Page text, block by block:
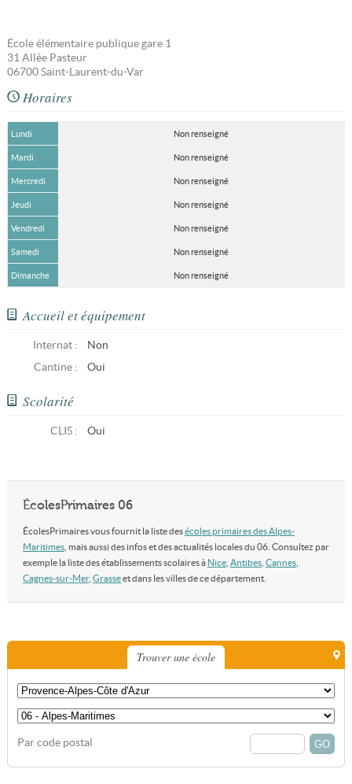
École élémentaire publique gare 1
31 Allée Pasteur
06700 Saint-Laurent-du-Var
Horaires
Lundi Non renseigné
Mardi Non renseigné
Mercredi Non renseigné
Jeudi Non renseigné
Vendredi Non renseigné
Samedi Non renseigné
Dimanche Non renseigné
Accueil et équipement
Internat :
Non
Cantine :
Oui
Scolarité
CLIS: Oui
ÉcolesPrimaires 06
ÉcolesPrimaires vous fournit la liste desécoles primaires des Alpes-
Maritimes, mais aussi des infos et des actualités locales du 06. Consultez par
exemple la liste des établissements scolaires à Nice, Antibes, Cannes,
Cagnes-sur-Mer, Grasseet dans les villes de ce département.
Trouver une école
Par code postal